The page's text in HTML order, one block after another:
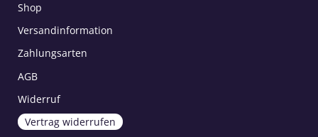
Shop
Versandinformation
Zahlungsarten
AGB
Widerruf
Vertrag widerrufen